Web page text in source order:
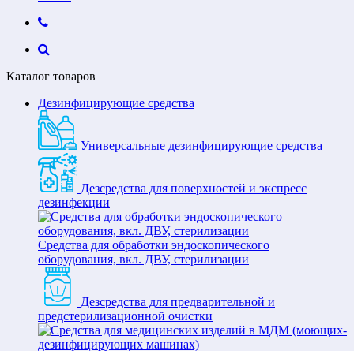
Каталог товаров
Дезинфицирующие средства
Универсальные дезинфицирующие средства
Дезсредства для поверхностей и экспресс
дезинфекции
Средства для обработки эндоскопического
оборудования, вкл. ДВУ, стерилизации
Дезсредства для предварительной и
предстерилизационной очистки